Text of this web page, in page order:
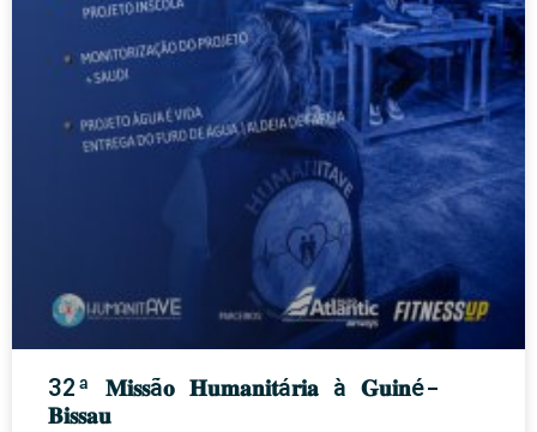
32ª 𝐌𝐢𝐬𝐬ã𝐨 𝐇𝐮𝐦𝐚𝐧𝐢𝐭á𝐫𝐢𝐚 à 𝐆𝐮𝐢𝐧é-
𝐁𝐢𝐬𝐬𝐚𝐮